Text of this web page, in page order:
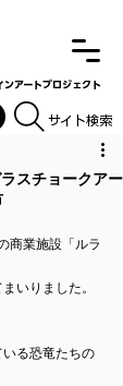
ートプロジェクト
​​​サイト検索
スチョークアー
商業施設「ルラ
いりました。
る恐竜たちの